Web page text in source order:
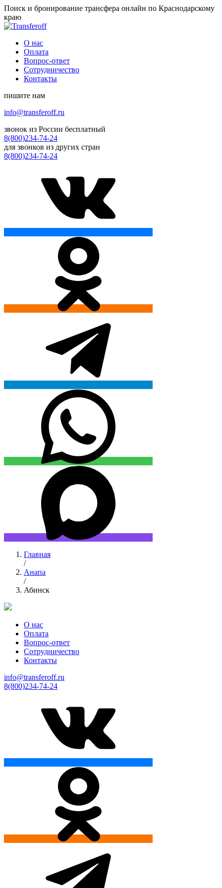
Поиск и бронирование трансфера онлайн по Краснодарскому
краю
О нас
Оплата
Вопрос-ответ
Сотрудничество
Контакты
пишите нам
info@transferoff.ru
звонок из России бесплатный
8(800)234-74-24
для звонков из других стран
8(800)234-74-24
Главная
/
Анапа
/
Абинск
О нас
Оплата
Вопрос-ответ
Сотрудничество
Контакты
info@transferoff.ru
8(800)234-74-24